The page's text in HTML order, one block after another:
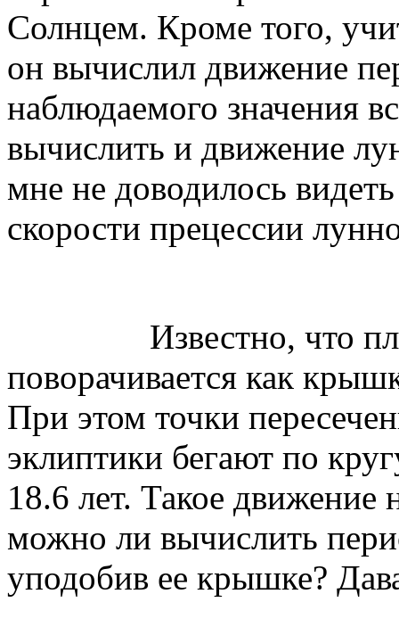
Солнцем. Кроме того,
он вычислил движение
наблюдаемого значения
вычислить и движение
мне не доводилось
скорости прецессии
Известно, что
поворачивается как
При этом точки
эклиптики бегают по
18.6 лет. Такое
можно ли вычислить
уподобив ее крышке?